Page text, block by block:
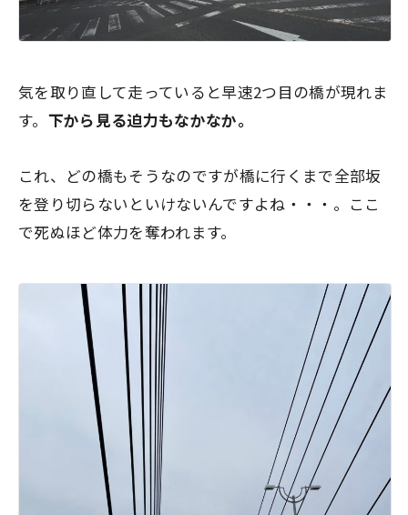
気を取り直して走っていると早速2つ目の橋が現れま
す。 下から見る迫力もなかなか。
これ、どの橋もそうなのですが橋に行くまで全部坂
を登り切らないといけないんですよね・・・。ここ
で死ぬほど体力を奪われます。